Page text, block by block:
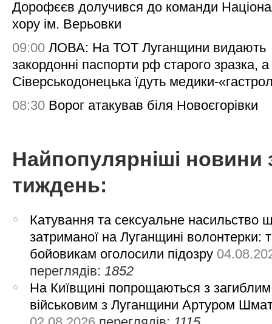
Дорофєєв долучився до команди
хору ім. Верьовки
09:00 ЛОВА: На ТОТ Луганщини видають
закордонні паспорти рф старого зразка,
Сіверськодонецька їдуть медики-
08:30 Ворог атакував біля Новоєгорівки
Найпопулярніші новини
тиждень:
Катування та сексуальне насильство
затриманої на Луганщині волонтерки:
бойовикам оголосили підозру
переглядів:1852
На Київщині попрощаються з загиблим
військовим з Луганщини Артуром